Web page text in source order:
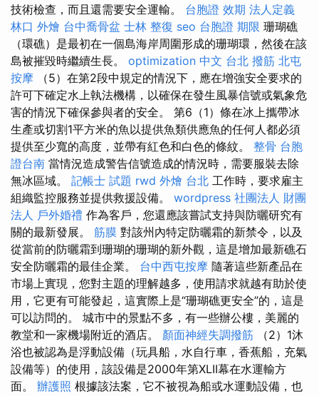
技術檢查，而且還需要安全運輸。 台胞證 效期 法人定義
林口 外燴 台中喬骨盆 士林 整復 seo 台胞證 期限 珊瑚礁
（環礁）是最初在一個島海岸周圍形成的珊瑚環，然後在該
島被摧毀時繼續生長。 optimization 中文 台北 撥筋 北屯
按摩 （5）在第2段中規定的情況下，應在增強安全要求的
許可下確定水上執法機構，以確保在發生風暴信號或氣象危
害的情況下確保參與者的安全。 第6（1）條在冰上攜帶冰
生產或切割1平方米的魚以提供魚類供應魚的任何人都必須
提供至少寬的高度，並帶有紅色和白色的條紋。 整骨 台胞
證台南 當情況造成警告信號造成的情況時，需要服裝去除
無冰區域。 記帳士 試題 rwd 外燴 台北 工作時，要求雇主
組織監控服務並提供救援設備。 wordpress 社團法人 財團
法人 戶外婚禮 作為客戶，您還應該嘗試支持與防曬研究有
關的最新發展。 筋膜 對該州內特定防曬霜的新禁令，以及
從當前的防曬霜到珊瑚的珊瑚的新外觀，這是增加最新礁石
安全防曬霜的最佳企業。 台中西屯按摩 隨著這些新產品在
市場上實現，您對主題的理解越多，使用請求就越有助於使
用，它更有可能發起，這實際上是“珊瑚礁更安全”的，這是
可以訪問的。 城市中的景點不多，有一些辦公樓，美麗的
教堂和一家機場附近的酒店。 顏面神經失調撥筋 （2）1沐
浴也被認為是浮動設備（玩具船，水自行車，香蕉船，充氣
設備等）的使用，該設備是2000年第XLII幕在水運輸方
面。 辦護照 根據該法案，它不被視為船或水運動設備，也